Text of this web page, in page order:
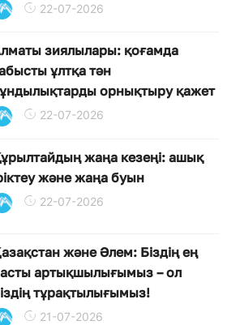
22-07-2026
зиялылары: қоғамда
ұлтқа тән
орнықтыру қажет
22-07-2026
жаңа кезеңі: ашық
және жаңа буын
22-07-2026
және Әлем: Біздің ең
артықшылығымыз – ол
тұрақтылығымыз!
21-07-2026